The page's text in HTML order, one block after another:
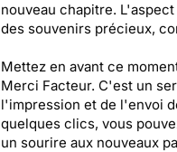
nouveau chapitre.
des souvenirs précieux,
Mettez en avant ce
Merci Facteur. C'est un
l'impression et de l'envoi
quelques clics, vous
un sourire aux nouveaux